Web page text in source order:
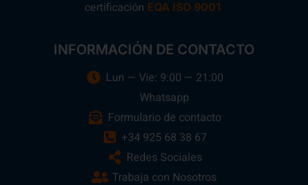
certificación EQA ISO 9001
INFORMACIÓN DE CONTACTO
Lun — Vie: 9:00 — 21:00
Whatsapp
Formulario de contacto
+34 925 68 38 67
Redes Sociales
Trabaja con Nosotros